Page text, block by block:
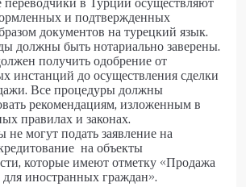
и подтвержденных
документов на турецкий язык.
должны быть нотариально заверены.
получить одобрение от
инстанций до осуществления сделки
Все процедуры должны
рекомендациям, изложенным в
правилах и законах.
могут подать заявление на
на объекты
которые имеют отметку «Продажа
для иностранных граждан».